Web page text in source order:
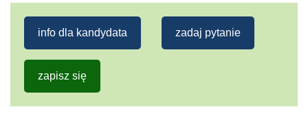
info dla kandydata zadaj pytanie
zapisz się